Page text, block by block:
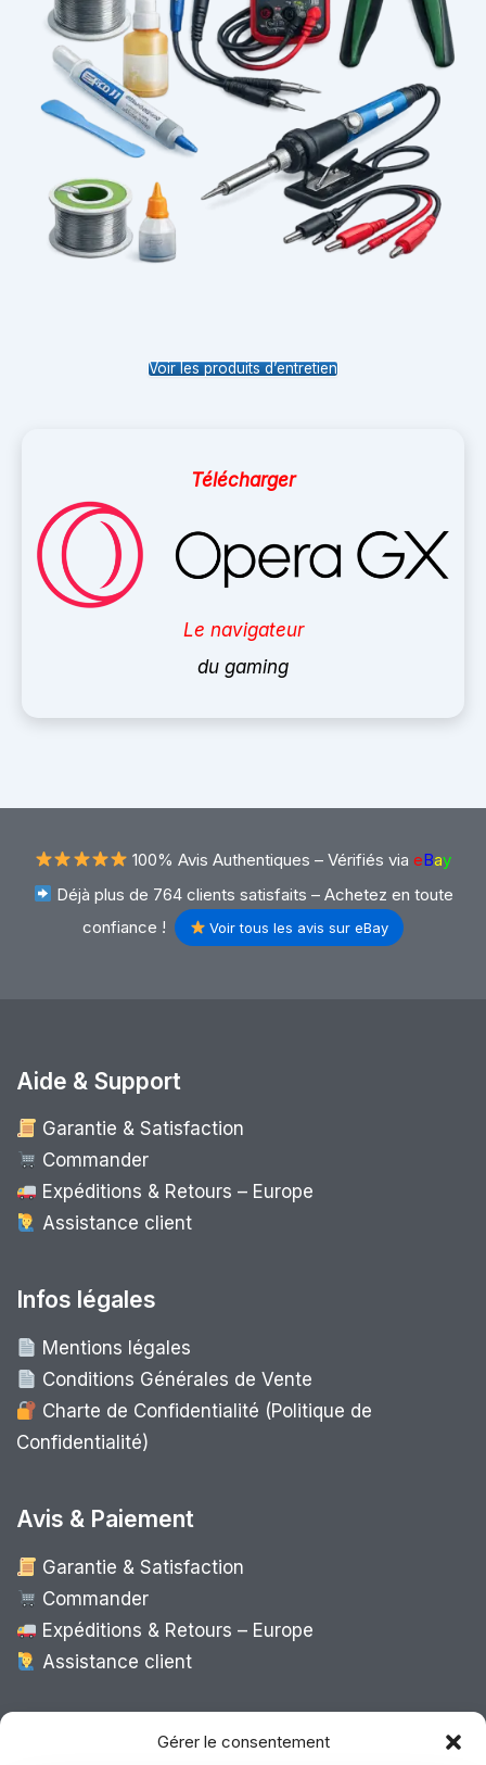
Gérer le consentement
Voir les produits d’entretien
Télécharger
Le navigateur
du gaming
100% Avis Authentiques – Vérifiés via eBay
Déjà plus de 764 clients satisfaits – Achetez en toute
confiance !
Voir tous les avis sur eBay
Aide & Support
Garantie & Satisfaction
Commander
Expéditions & Retours – Europe
Assistance client
Infos légales
Mentions légales
Conditions Générales de Vente
Charte de Confidentialité (Politique de
Confidentialité)
Avis & Paiement
Garantie & Satisfaction
Commander
Expéditions & Retours – Europe
Assistance client
Expédition Europe